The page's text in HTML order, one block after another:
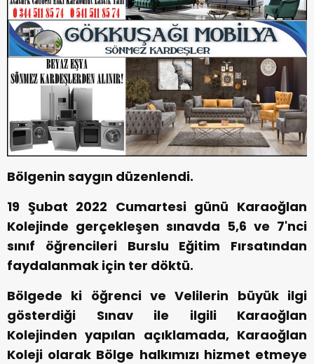
Bölgenin saygın düzenlendi.
19 Şubat 2022 Cumartesi günü Karaoğlan
Kolejinde gerçekleşen sınavda 5,6 ve 7'nci
sınıf öğrencileri Burslu Eğitim Fırsatından
faydalanmak için ter döktü.
Bölgede ki öğrenci ve Velilerin büyük ilgi
gösterdiği Sınav ile ilgili Karaoğlan
Kolejinden yapılan açıklamada, Karaoğlan
Koleji olarak Bölge halkımızı hizmet etmeye